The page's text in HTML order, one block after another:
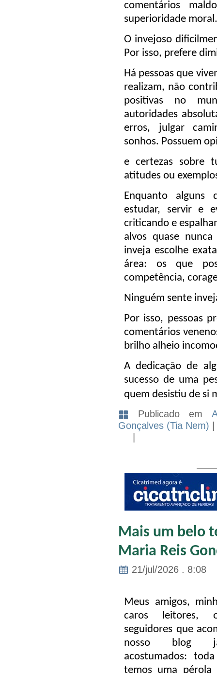
comentários
superioridade moral.
O invejoso
Por isso, prefere
Há pessoas que
realizam, não
positivas no
autoridades
erros, julgar
sonhos. Possuem
e certezas sobre
atitudes ou
Enquanto alguns
estudar, servir e
criticando e
alvos quase
inveja escolhe
área: os que
competência,
Ninguém sente
Por isso, pessoas
comentários
brilho alheio
A dedicação de
sucesso de uma
quem desistiu de si
Publicado em
Gonçalves (Tia Nem)
Mais um belo
Maria Reis
21/jul/2026 . 8:08
Meus amigos,
caros leitores,
seguidores que
nosso blog
acostumados:
temos uma pérola